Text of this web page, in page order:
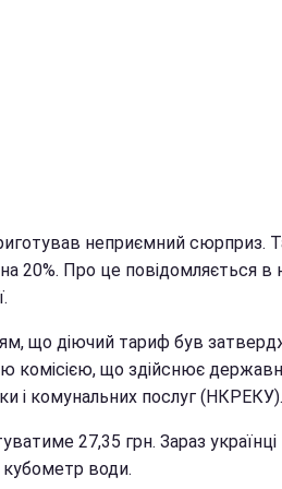
неприємний сюрприз.
20%. Про це повідомляється в
що діючий тариф був
комісією, що здійснює
і комунальних послуг (НКРЕКУ).
27,35 грн. Зараз українці
кубометр води.